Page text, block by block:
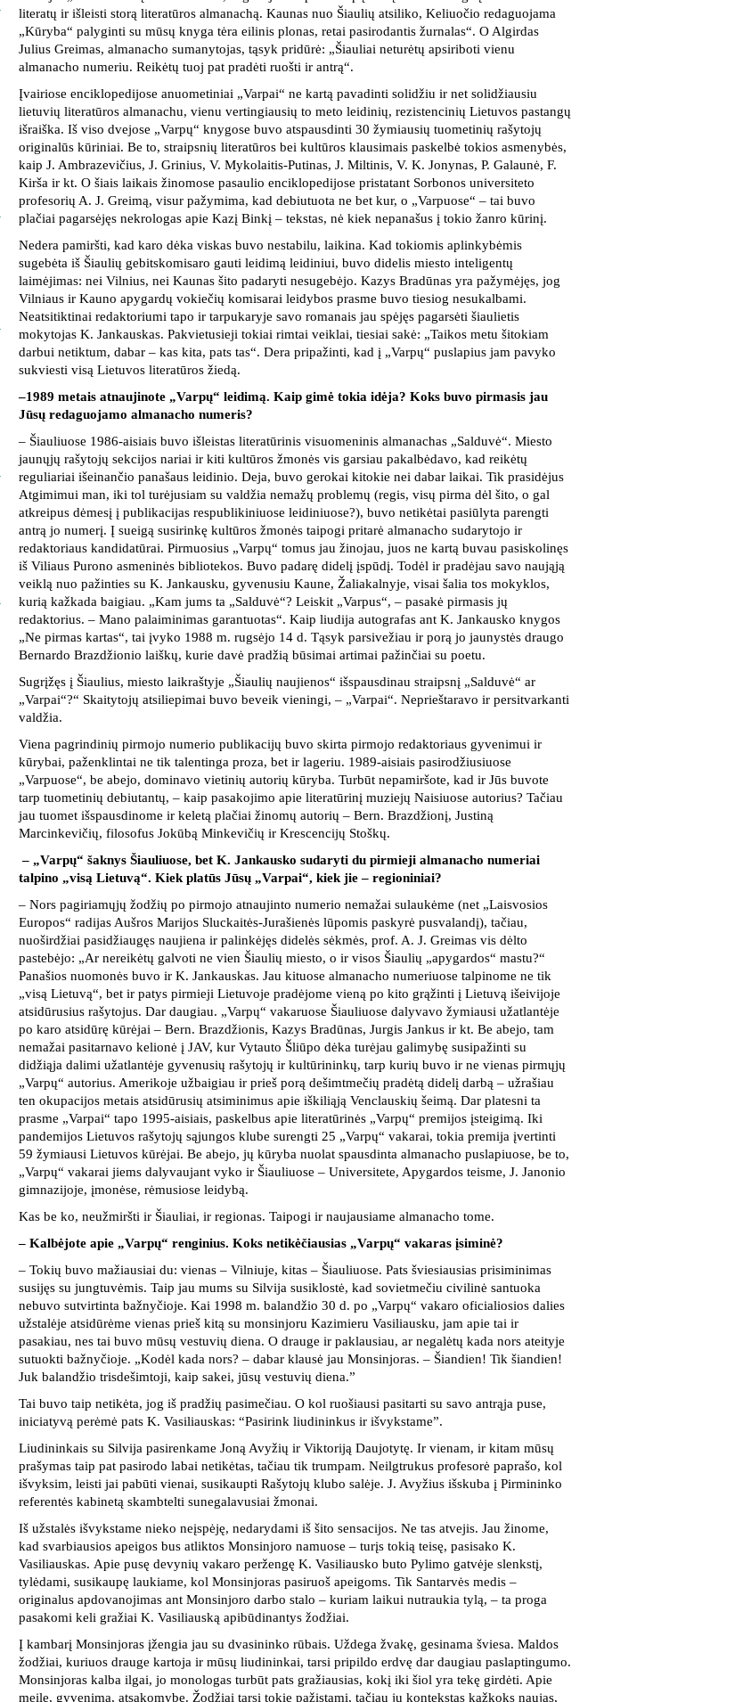
literatų ir išleisti storą literatūros almanachą. Kaunas nuo Šiaulių atsiliko, Keliuočio redaguojama
„Kūryba“ palyginti su mūsų knyga tėra eilinis plonas, retai pasirodantis žurnalas“. O Algirdas
Julius Greimas, almanacho sumanytojas, tąsyk pridūrė: „Šiauliai neturėtų apsiriboti vienu
almanacho numeriu. Reikėtų tuoj pat pradėti ruošti ir antrą“.
Įvairiose enciklopedijose anuometiniai „Varpai“ ne kartą pavadinti solidžiu ir net solidžiausiu
lietuvių literatūros almanachu, vienu vertingiausių to meto leidinių, rezistencinių Lietuvos pastangų
išraiška. Iš viso dvejose „Varpų“ knygose buvo atspausdinti 30 žymiausių tuometinių rašytojų
originalūs kūriniai. Be to, straipsnių literatūros bei kultūros klausimais paskelbė tokios asmenybės,
kaip J. Ambrazevičius, J. Grinius, V. Mykolaitis-Putinas, J. Miltinis, V. K. Jonynas, P. Galaunė, F.
Kirša ir kt. O šiais laikais žinomose pasaulio enciklopedijose pristatant Sorbonos universiteto
profesorių A. J. Greimą, visur pažymima, kad debiutuota ne bet kur, o „Varpuose“ – tai buvo
plačiai pagarsėjęs nekrologas apie Kazį Binkį – tekstas, nė kiek nepanašus į tokio žanro kūrinį.
Nedera pamiršti, kad karo dėka viskas buvo nestabilu, laikina. Kad tokiomis aplinkybėmis
sugebėta iš Šiaulių gebitskomisaro gauti leidimą leidiniui, buvo didelis miesto inteligentų
laimėjimas: nei Vilnius, nei Kaunas šito padaryti nesugebėjo. Kazys Bradūnas yra pažymėjęs, jog
Vilniaus ir Kauno apygardų vokiečių komisarai leidybos prasme buvo tiesiog nesukalbami.
Neatsitiktinai redaktoriumi tapo ir tarpukaryje savo romanais jau spėjęs pagarsėti šiaulietis
mokytojas K. Jankauskas. Pakvietusieji tokiai rimtai veiklai, tiesiai sakė: „Taikos metu šitokiam
darbui netiktum, dabar – kas kita, pats tas“. Dera pripažinti, kad į „Varpų“ puslapius jam pavyko
sukviesti visą Lietuvos literatūros žiedą.
–1989 metais atnaujinote „Varpų“ leidimą. Kaip gimė tokia idėja? Koks buvo pirmasis jau
Jūsų redaguojamo almanacho numeris?
– Šiauliuose 1986-aisiais buvo išleistas literatūrinis visuomeninis almanachas „Salduvė“. Miesto
jaunųjų rašytojų sekcijos nariai ir kiti kultūros žmonės vis garsiau pakalbėdavo, kad reikėtų
reguliariai išeinančio panašaus leidinio. Deja, buvo gerokai kitokie nei dabar laikai. Tik prasidėjus
Atgimimui man, iki tol turėjusiam su valdžia nemažų problemų (regis, visų pirma dėl šito, o gal
atkreipus dėmesį į publikacijas respublikiniuose leidiniuose?), buvo netikėtai pasiūlyta parengti
antrą jo numerį. Į sueigą susirinkę kultūros žmonės taipogi pritarė almanacho sudarytojo ir
redaktoriaus kandidatūrai. Pirmuosius „Varpų“ tomus jau žinojau, juos ne kartą buvau pasiskolinęs
iš Viliaus Purono asmeninės bibliotekos. Buvo padarę didelį įspūdį. Todėl ir pradėjau savo naująją
veiklą nuo pažinties su K. Jankausku, gyvenusiu Kaune, Žaliakalnyje, visai šalia tos mokyklos,
kurią kažkada baigiau. „Kam jums ta „Salduvė“? Leiskit „Varpus“, – pasakė pirmasis jų
redaktorius. – Mano palaiminimas garantuotas“. Kaip liudija autografas ant K. Jankausko knygos
„Ne pirmas kartas“, tai įvyko 1988 m. rugsėjo 14 d. Tąsyk parsivežiau ir porą jo jaunystės draugo
Bernardo Brazdžionio laiškų, kurie davė pradžią būsimai artimai pažinčiai su poetu.
Sugrįžęs į Šiaulius, miesto laikraštyje „Šiaulių naujienos“ išspausdinau straipsnį „Salduvė“ ar
„Varpai“?“ Skaitytojų atsiliepimai buvo beveik vieningi, – „Varpai“. Neprieštaravo ir persitvarkanti
valdžia.
Viena pagrindinių pirmojo numerio publikacijų buvo skirta pirmojo redaktoriaus gyvenimui ir
kūrybai, paženklintai ne tik talentinga proza, bet ir lageriu. 1989-aisiais pasirodžiusiuose
„Varpuose“, be abejo, dominavo vietinių autorių kūryba. Turbūt nepamiršote, kad ir Jūs buvote
tarp tuometinių debiutantų, – kaip pasakojimo apie literatūrinį muziejų Naisiuose autorius? Tačiau
jau tuomet išspausdinome ir keletą plačiai žinomų autorių – Bern. Brazdžionį, Justiną
Marcinkevičių, filosofus Jokūbą Minkevičių ir Krescencijų Stoškų.
– „Varpų“ šaknys Šiauliuose, bet K. Jankausko sudaryti du pirmieji almanacho numeriai
talpino „visą Lietuvą“. Kiek platūs Jūsų „Varpai“, kiek jie – regioniniai?
– Nors pagiriamųjų žodžių po pirmojo atnaujinto numerio nemažai sulaukėme (net „Laisvosios
Europos“ radijas Aušros Marijos Sluckaitės-Jurašienės lūpomis paskyrė pusvalandį), tačiau,
nuoširdžiai pasidžiaugęs naujiena ir palinkėjęs didelės sėkmės, prof. A. J. Greimas vis dėlto
pastebėjo: „Ar nereikėtų galvoti ne vien Šiaulių miesto, o ir visos Šiaulių „apygardos“ mastu?“
Panašios nuomonės buvo ir K. Jankauskas. Jau kituose almanacho numeriuose talpinome ne tik
„visą Lietuvą“, bet ir patys pirmieji Lietuvoje pradėjome vieną po kito grąžinti į Lietuvą išeivijoje
atsidūrusius rašytojus. Dar daugiau. „Varpų“ vakaruose Šiauliuose dalyvavo žymiausi užatlantėje
po karo atsidūrę kūrėjai – Bern. Brazdžionis, Kazys Bradūnas, Jurgis Jankus ir kt. Be abejo, tam
nemažai pasitarnavo kelionė į JAV, kur Vytauto Šliūpo dėka turėjau galimybę susipažinti su
didžiąja dalimi užatlantėje gyvenusių rašytojų ir kultūrininkų, tarp kurių buvo ir ne vienas pirmųjų
„Varpų“ autorius. Amerikoje užbaigiau ir prieš porą dešimtmečių pradėtą didelį darbą – užrašiau
ten okupacijos metais atsidūrusių atsiminimus apie iškiliąją Venclauskių šeimą. Dar platesni ta
prasme „Varpai“ tapo 1995-aisiais, paskelbus apie literatūrinės „Varpų“ premijos įsteigimą. Iki
pandemijos Lietuvos rašytojų sąjungos klube surengti 25 „Varpų“ vakarai, tokia premija įvertinti
59 žymiausi Lietuvos kūrėjai. Be abejo, jų kūryba nuolat spausdinta almanacho puslapiuose, be to,
„Varpų“ vakarai jiems dalyvaujant vyko ir Šiauliuose – Universitete, Apygardos teisme, J. Janonio
gimnazijoje, įmonėse, rėmusiose leidybą.
Kas be ko, neužmiršti ir Šiauliai, ir regionas. Taipogi ir naujausiame almanacho tome.
– Kalbėjote apie „Varpų“ renginius. Koks netikėčiausias „Varpų“ vakaras įsiminė?
– Tokių buvo mažiausiai du: vienas – Vilniuje, kitas – Šiauliuose. Pats šviesiausias prisiminimas
susijęs su jungtuvėmis. Taip jau mums su Silvija susiklostė, kad sovietmečiu civilinė santuoka
nebuvo sutvirtinta bažnyčioje. Kai 1998 m. balandžio 30 d. po „Varpų“ vakaro oficialiosios dalies
užstalėje atsidūrėme vienas prieš kitą su monsinjoru Kazimieru Vasiliausku, jam apie tai ir
pasakiau, nes tai buvo mūsų vestuvių diena. O drauge ir paklausiau, ar negalėtų kada nors ateityje
sutuokti bažnyčioje. „Kodėl kada nors? – dabar klausė jau Monsinjoras. – Šiandien! Tik šiandien!
Juk balandžio trisdešimtoji, kaip sakei, jūsų vestuvių diena.”
Tai buvo taip netikėta, jog iš pradžių pasimečiau. O kol ruošiausi pasitarti su savo antrąja puse,
iniciatyvą perėmė pats K. Vasiliauskas: “Pasirink liudininkus ir išvykstame”.
Liudininkais su Silvija pasirenkame Joną Avyžių ir Viktoriją Daujotytę. Ir vienam, ir kitam mūsų
prašymas taip pat pasirodo labai netikėtas, tačiau tik trumpam. Neilgtrukus profesorė paprašo, kol
išvyksim, leisti jai pabūti vienai, susikaupti Rašytojų klubo salėje. J. Avyžius išskuba į Pirmininko
referentės kabinetą skambtelti sunegalavusiai žmonai.
Iš užstalės išvykstame nieko neįspėję, nedarydami iš šito sensacijos. Ne tas atvejis. Jau žinome,
kad svarbiausios apeigos bus atliktos Monsinjoro namuose – turįs tokią teisę, pasisako K.
Vasiliauskas. Apie pusę devynių vakaro peržengę K. Vasiliausko buto Pylimo gatvėje slenkstį,
tylėdami, susikaupę laukiame, kol Monsinjoras pasiruoš apeigoms. Tik Santarvės medis –
originalus apdovanojimas ant Monsinjoro darbo stalo – kuriam laikui nutraukia tylą, – ta proga
pasakomi keli gražiai K. Vasiliauską apibūdinantys žodžiai.
Į kambarį Monsinjoras įžengia jau su dvasininko rūbais. Uždega žvakę, gesinama šviesa. Maldos
žodžiai, kuriuos drauge kartoja ir mūsų liudininkai, tarsi pripildo erdvę dar daugiau paslaptingumo.
Monsinjoras kalba ilgai, jo monologas turbūt pats gražiausias, kokį iki šiol yra tekę girdėti. Apie
meilę, gyvenimą, atsakomybę. Žodžiai tarsi tokie pažįstami, tačiau jų kontekstas kažkoks naujas,